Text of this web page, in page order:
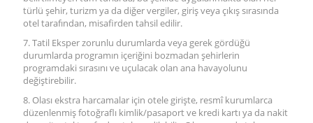
türlü şehir, turizm ya da diğer vergiler, giriş veya çıkış sırasında
otel tarafından, misafirden tahsil edilir.
7. Tatil Eksper zorunlu durumlarda veya gerek gördüğü
durumlarda programın içeriğini bozmadan şehirlerin
programdaki sırasını ve uçulacak olan ana havayolunu
değiştirebilir.
8. Olası ekstra harcamalar için otele girişte, resmî kurumlarca
düzenlenmiş fotoğraflı kimlik/pasaport ve kredi kartı ya da nakit